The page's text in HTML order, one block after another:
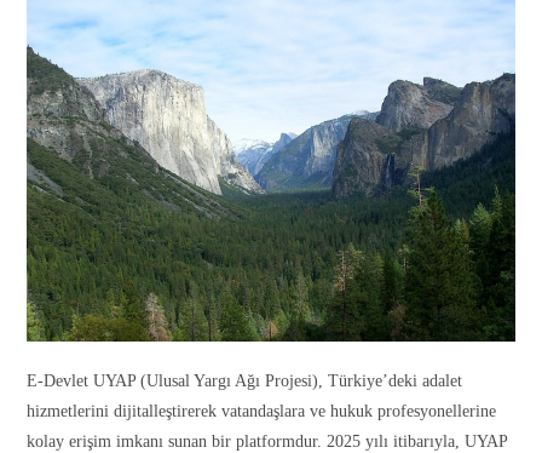
E-Devlet UYAP (Ulusal Yargı Ağı Projesi), Türkiye’deki adalet
hizmetlerini dijitalleştirerek vatandaşlara ve hukuk profesyonellerine
kolay erişim imkanı sunan bir platformdur. 2025 yılı itibarıyla, UYAP